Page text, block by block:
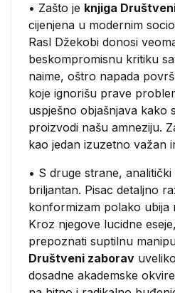
• Zašto je knjiga
cijenjena u modernim
Rasl Džekobi donosi
beskompromisnu kritiku
naime, oštro napada
koje ignorišu prave
uspješno objašnjava kako
proizvodi našu amneziju.
kao jedan izuzetno važan
• S druge strane,
briljantan. Pisac detaljno
konformizam polako ubija
Kroz njegove lucidne
prepoznati suptilnu
Društveni zaborav
dosadne akademske